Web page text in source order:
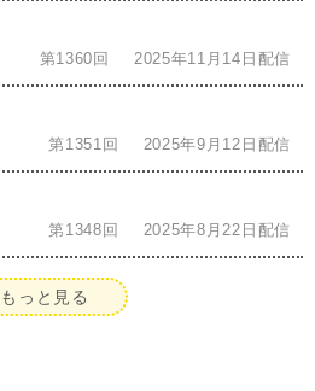
第1360回 2025年11月14日配信
第1351回 2025年9月12日配信
第1348回 2025年8月22日配信
もっと見る